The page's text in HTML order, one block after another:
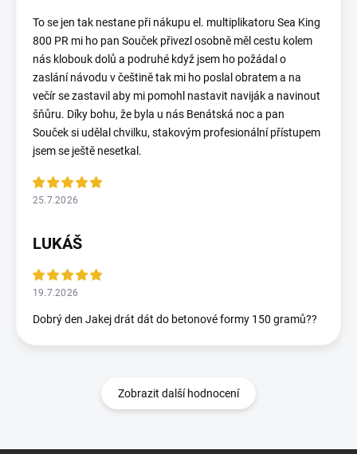
To se jen tak nestane při nákupu el. multiplikatoru Sea King
800 PR mi ho pan Souček přivezl osobně měl cestu kolem
nás klobouk dolů a podruhé když jsem ho požádal o
zaslání návodu v češtině tak mi ho poslal obratem a na
večír se zastavil aby mi pomohl nastavit naviják a navinout
šňůru. Díky bohu, že byla u nás Benátská noc a pan
Souček si udělal chvilku, stakovým profesionální přístupem
jsem se ještě nesetkal.
25.7.2026
LUKÁŠ
19.7.2026
Dobrý den Jakej drát dát do betonové formy 150 gramů??
Zobrazit další hodnocení